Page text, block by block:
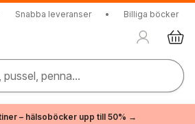
Snabba leveranser • Billiga böcker
penna...
– hälsoböcker upp till 50% →